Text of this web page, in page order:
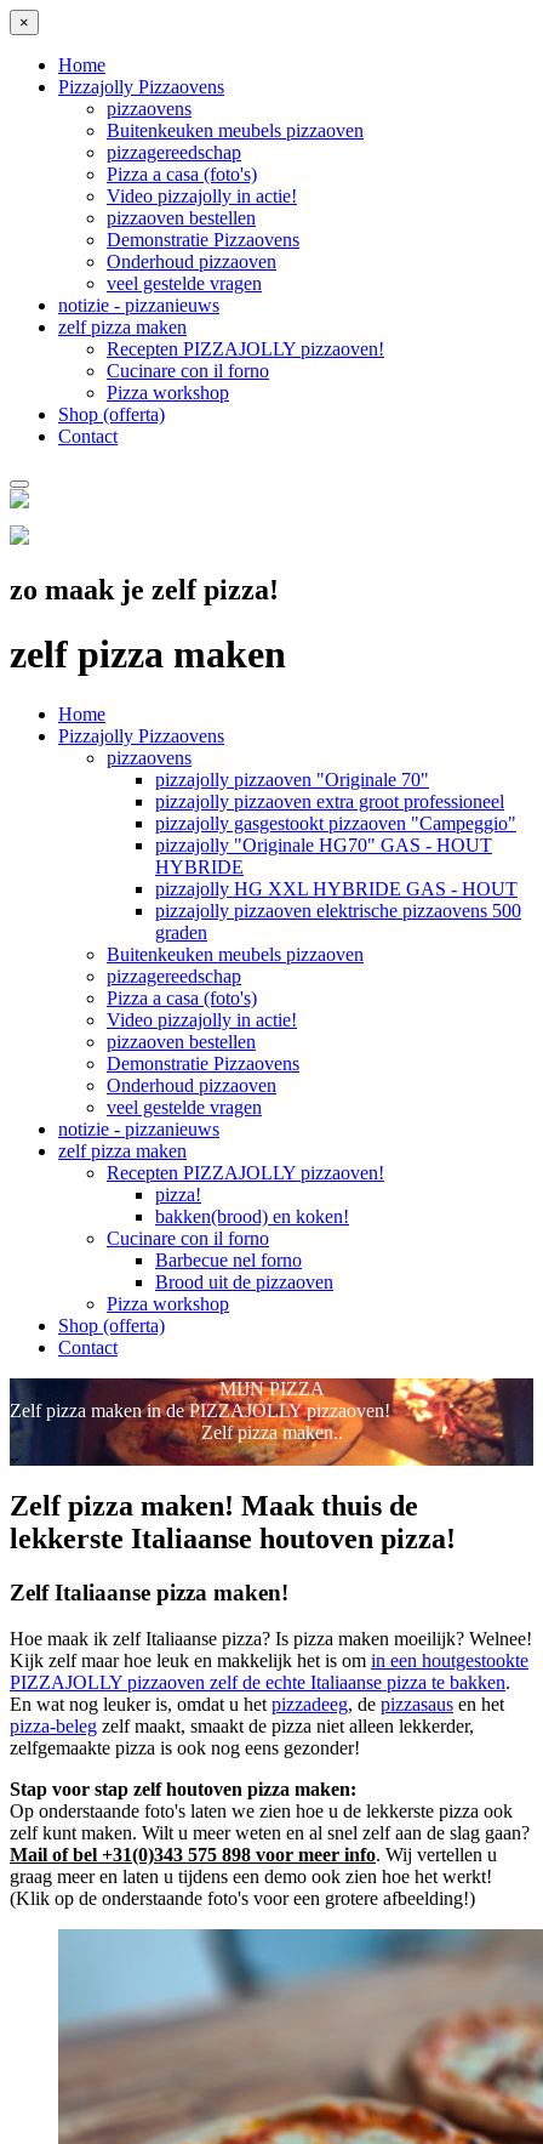
×
Home
Pizzajolly Pizzaovens
pizzaovens
Buitenkeuken meubels pizzaoven
pizzagereedschap
Pizza a casa (foto's)
Video pizzajolly in actie!
pizzaoven bestellen
Demonstratie Pizzaovens
Onderhoud pizzaoven
veel gestelde vragen
notizie - pizzanieuws
zelf pizza maken
Recepten PIZZAJOLLY pizzaoven!
Cucinare con il forno
Pizza workshop
Shop (offerta)
Contact
zo maak je zelf pizza!
zelf pizza maken
Home
Pizzajolly Pizzaovens
pizzaovens
pizzajolly pizzaoven "Originale 70"
pizzajolly pizzaoven extra groot professioneel
pizzajolly gasgestookt pizzaoven "Campeggio"
pizzajolly "Originale HG70" GAS - HOUT
HYBRIDE
pizzajolly HG XXL HYBRIDE GAS - HOUT
pizzajolly pizzaoven elektrische pizzaovens 500
graden
Buitenkeuken meubels pizzaoven
pizzagereedschap
Pizza a casa (foto's)
Video pizzajolly in actie!
pizzaoven bestellen
Demonstratie Pizzaovens
Onderhoud pizzaoven
veel gestelde vragen
notizie - pizzanieuws
zelf pizza maken
Recepten PIZZAJOLLY pizzaoven!
pizza!
bakken(brood) en koken!
Cucinare con il forno
Barbecue nel forno
Brood uit de pizzaoven
Pizza workshop
Shop (offerta)
Contact
MIJN PIZZA
Zelf pizza maken in de PIZZAJOLLY pizzaoven!
Zelf pizza maken..
..
Zelf pizza maken! Maak thuis de
lekkerste Italiaanse houtoven pizza!
Zelf Italiaanse pizza maken!
Hoe maak ik zelf Italiaanse pizza? Is pizza maken moeilijk? Welnee!
Kijk zelf maar hoe leuk en makkelijk het is om in een houtgestookte
PIZZAJOLLY pizzaoven zelf de echte Italiaanse pizza te bakken.
En wat nog leuker is, omdat u het pizzadeeg, de pizzasaus en het
pizza-beleg zelf maakt, smaakt de pizza niet alleen lekkerder,
zelfgemaakte pizza is ook nog eens gezonder!
Stap voor stap zelf houtoven pizza maken:
Op onderstaande foto's laten we zien hoe u de lekkerste pizza ook
zelf kunt maken. Wilt u meer weten en al snel zelf aan de slag gaan?
Mail of bel +31(0)343 575 898 voor meer info. Wij vertellen u
graag meer en laten u tijdens een demo ook zien hoe het werkt!
(Klik op de onderstaande foto's voor een grotere afbeelding!)